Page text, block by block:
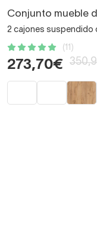
Conjunto mueble
2 cajones suspendido
(11)
273,70€